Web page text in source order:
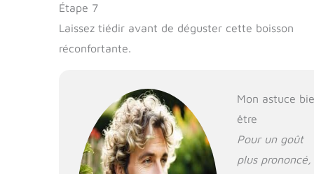
Étape 7
Laissez tiédir avant de déguster cette boisson
réconfortante.
Mon astuce
être
Pour un goût
plus prononcé,